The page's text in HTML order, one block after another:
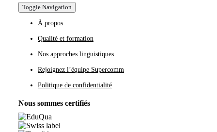
Toggle Navigation
À propos
Qualité et formation
Nos approches linguistiques
Rejoignez l’équipe Supercomm
Politique de confidentialité
Nous sommes certifiés